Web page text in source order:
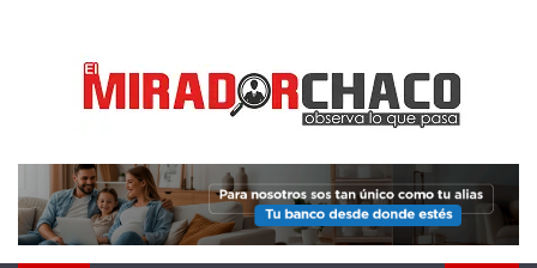
contenido
EL MIRADOR CHACO
Observá lo que pasa